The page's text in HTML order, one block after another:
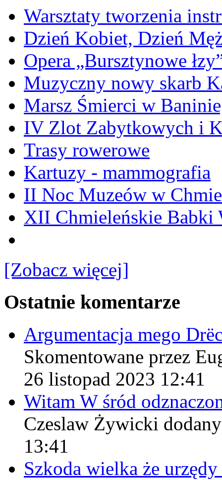
Warsztaty tworzenia
Dzień Kobiet, Dzień
Opera „Bursztynowe
Muzyczny nowy skarb
Marsz Śmierci w
IV Zlot Zabytkowych i
Trasy rowerowe
Kartuzy - mammografia
II Noc Muzeów w
XII Chmieleńskie Babki
[Zobacz więcej]
Ostatnie komentarze
Argumentacja mego
Skomentowane przez
26 listopad 2023 12:41
Witam W śród
Czeslaw Żywicki
13:41
Szkoda wielka że